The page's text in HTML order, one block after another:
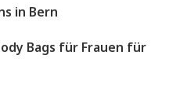
in Bern
Bags für Frauen für